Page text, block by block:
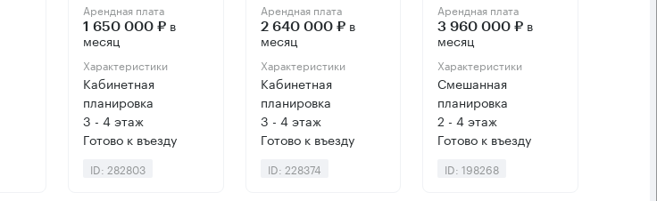
Арендная плата
1 650 000 ₽в
месяц
Характеристики
Кабинетная
планировка
3 - 4 этаж
Готово к въезду
ID: 282803
Арендная плата
2 640 000 ₽в
месяц
Характеристики
Кабинетная
планировка
3 - 4 этаж
Готово к въезду
ID: 228374
Арендная плата
3 960 000 ₽ в
месяц
Характеристики
Смешанная
планировка
2 - 4 этаж
Готово к въезду
ID: 198268